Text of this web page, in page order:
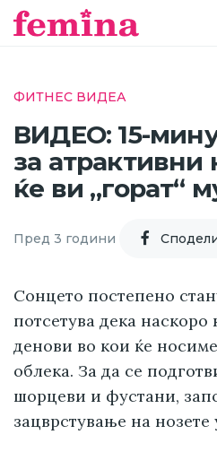
ФИТНЕС ВИДЕА
ВИДЕО: 15-
за атрактивни
ќе ви „горат“
Пред 3 години
Сонцето постепено
потсетува дека наскоро
денови во кои ќе
облека. За да се
шорцеви и фустани,
зацврстување на нозете